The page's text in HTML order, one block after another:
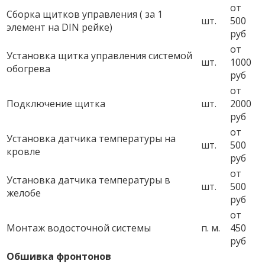
Сборка щитков управления ( за 1
элемент на DIN рейке)
шт.
от
500
руб
Установка щитка управления системой
обогрева
шт.
от
1000
руб
Подключение щитка шт.
от
2000
руб
Установка датчика температуры на
кровле
шт.
от
500
руб
Установка датчика температуры в
желобе
шт.
от
500
руб
Монтаж водосточной системы п. м.
от
450
руб
Обшивка фронтонов